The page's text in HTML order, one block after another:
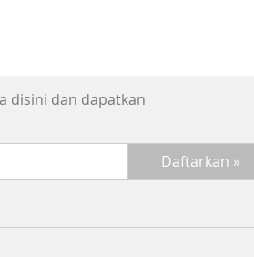
disini dan dapatkan